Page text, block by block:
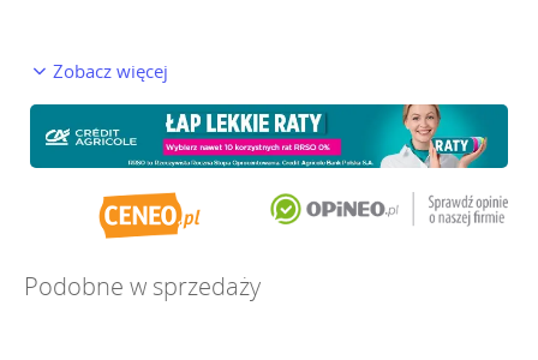
Zobacz więcej
Podobne w sprzedaży